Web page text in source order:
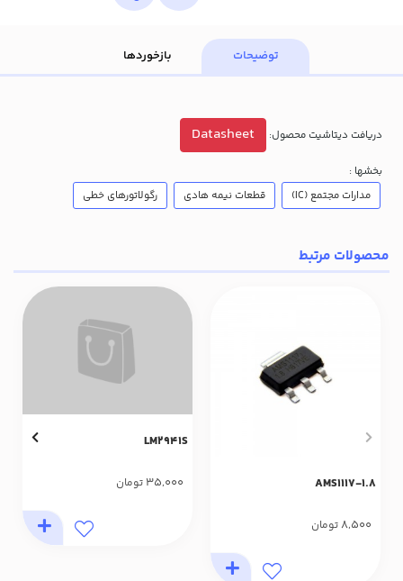
توضیحات بازخوردها
دریافت دیتاشیت محصول: Datasheet
بخشها :
مدارات مجتمع (IC)
قطعات نیمه هادی رگولاتورهای خطی
محصولات مرتبط
AMS1117-1.8
8,500تومان
LM2941S
35,000 تومان